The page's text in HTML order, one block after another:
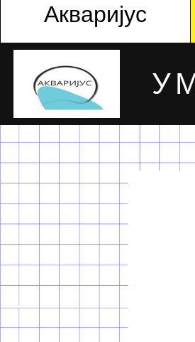
Акваријус